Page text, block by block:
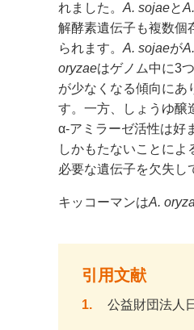
れました。A. sojaeと
解酵素遺伝子も複数個
られます。A. sojaeが
oryzaeはゲノム中に3
が少なくなる傾向にあ
す。一方、しょうゆ醸
α-アミラーゼ活性は好
しかもたないことに
必要な遺伝子を欠失し
キッコーマンはA.
引用文献
1 公益財団法人